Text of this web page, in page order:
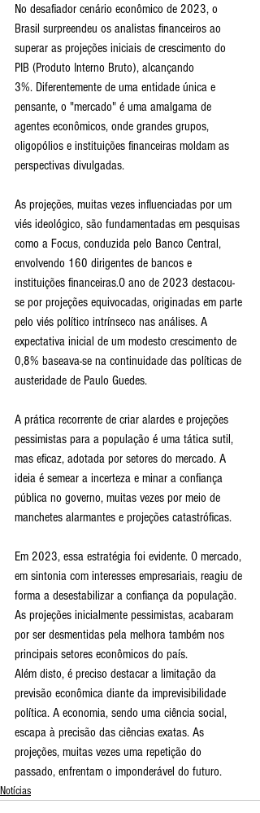
No desafiador cenário econômico de 2023, o
Brasil surpreendeu os analistas financeiros ao
superar as projeções iniciais de crescimento do
PIB (Produto Interno Bruto), alcançando
3%. Diferentemente de uma entidade única e
pensante, o "mercado" é uma amalgama de
agentes econômicos, onde grandes grupos,
oligopólios e instituições financeiras moldam as
perspectivas divulgadas.
As projeções, muitas vezes influenciadas por um
viés ideológico, são fundamentadas em pesquisas
como a Focus, conduzida pelo Banco Central,
envolvendo 160 dirigentes de bancos e
instituições financeiras.O ano de 2023 destacou-
se por projeções equivocadas, originadas em parte
pelo viés político intrínseco nas análises. A
expectativa inicial de um modesto crescimento de
0,8% baseava-se na continuidade das políticas de
austeridade de Paulo Guedes.
A prática recorrente de criar alardes e projeções
pessimistas para a população é uma tática sutil,
mas eficaz, adotada por setores do mercado. A
ideia é semear a incerteza e minar a confiança
pública no governo, muitas vezes por meio de
manchetes alarmantes e projeções catastróficas.
Em 2023, essa estratégia foi evidente. O mercado,
em sintonia com interesses empresariais, reagiu de
forma a desestabilizar a confiança da população.
As projeções inicialmente pessimistas, acabaram
por ser desmentidas pela melhora também nos
principais setores econômicos do país.
Além disto, é preciso destacar a limitação da
previsão econômica diante da imprevisibilidade
política. A economia, sendo uma ciência social,
escapa à precisão das ciências exatas. As
projeções, muitas vezes uma repetição do
passado, enfrentam o imponderável do futuro.
Notícias